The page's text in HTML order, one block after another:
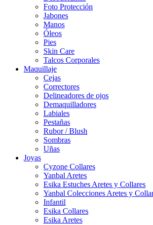
Foto Protección
Jabones
Manos
Óleos
Pies
Skin Care
Talcos Corporales
Maquillaje
Cejas
Correctores
Delineadores de ojos
Demaquilladores
Labiales
Pestañas
Rubor / Blush
Sombras
Uñas
Joyas
Cyzone Collares
Yanbal Aretes
Esika Estuches Aretes y Collares
Yanbal Colecciones Aretes y
Infantil
Esika Collares
Esika Aretes